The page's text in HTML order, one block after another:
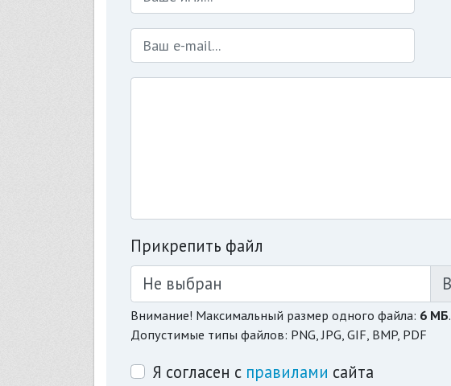
Прикрепить файл
Не выбран
Внимание! Максимальный размер одного файла: 6 МБ.
Допустимые типы файлов: PNG, JPG, GIF, BMP, PDF
Я согласен с правилами сайта